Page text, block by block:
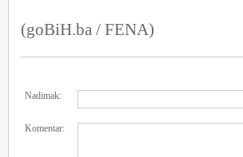
(goBiH.ba / FENA)
Nadimak:
Komentar: